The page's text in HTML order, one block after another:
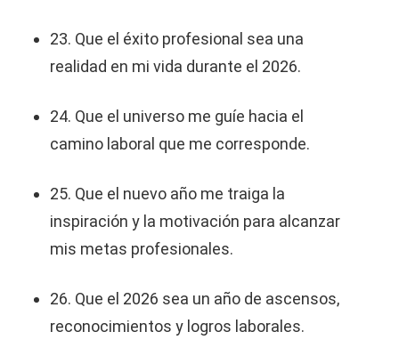
23. Que el éxito profesional sea una
realidad en mi vida durante el 2026.
24. Que el universo me guíe hacia el
camino laboral que me corresponde.
25. Que el nuevo año me traiga la
inspiración y la motivación para alcanzar
mis metas profesionales.
26. Que el 2026 sea un año de ascensos,
reconocimientos y logros laborales.